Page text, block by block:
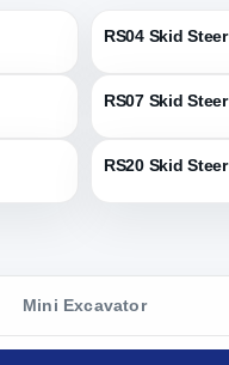
Mini Excavator
RS04 Skid Steer
RS07 Skid Steer
RS20 Skid Steer